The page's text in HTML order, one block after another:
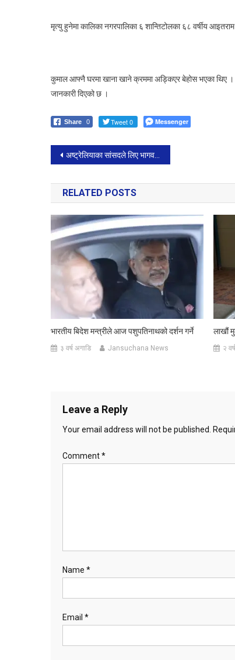
मृत्यु हुनेमा कालिका नगरपालिका ६ शान्तिटोलका ६८ वर्षीय
कुमाल आफ्नै घरमा खाना खाने क्रममा अड्किएर बेहोस भएका थिए
जानकारी दिएको छ ।
Share 0 Tweet 0 Messenger
Post
navigation
अष्ट्रेलियाका सांसदले लिए भागवत गीता छोएर सपथ, बिदेश मन्त्रीले दिइन बधाइ
RELATED POSTS
भारतीय बिदेश मन्त्रीले आज पशुपतिनाथको दर्शन गर्ने
३ वर्ष अगाडि Jansuchana News
लाखौं
२
Leave a Reply
Your email address will not be published.
Comment*
Name *
Email *